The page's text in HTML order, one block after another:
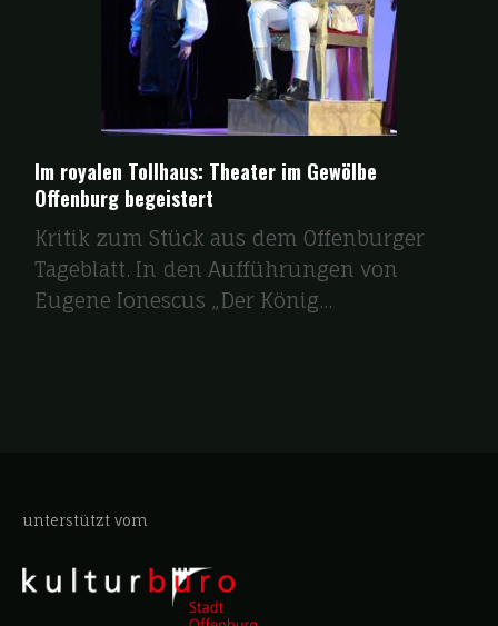
Im royalen Tollhaus: Theater im Gewölbe
Offenburg begeistert
Kritik zum Stück aus dem Offenburger
Tageblatt. In den Aufführungen von
Eugene Ionescus „Der König...
unterstützt vom